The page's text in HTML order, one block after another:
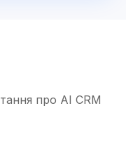
про AI CRM